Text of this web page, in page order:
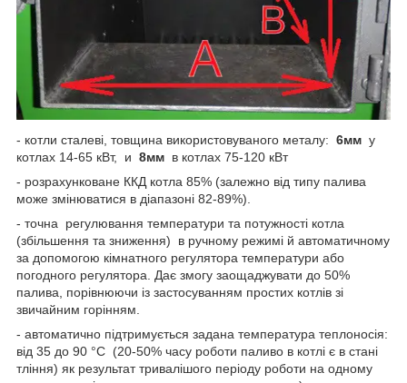
- котли сталеві, товщина використовуваного металу: 6мм у
котлах 14-65 кВт, и 8мм в котлах 75-120 кВт
- розрахунковане ККД котла 85% (залежно від типу палива
може змінюватися в діапазоні 82-89%).
- точна регулювання температури та потужності котла
(збільшення та зниження) в ручному режимі й автоматичному
за допомогою кімнатного регулятора температури або
погодного регулятора. Дає змогу заощаджувати до 50%
палива, порівнюючи із застосуванням простих котлів зі
звичайним горінням.
- автоматично підтримується задана температура теплоносія:
від 35 до 90 °C (20-50% часу роботи паливо в котлі є в стані
тління) як результат тривалішого періоду роботи на одному